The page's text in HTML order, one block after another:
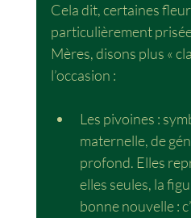
Cela dit, certaines
particulièrement
Mères, disons plus «
l’occasion :
Les pivoines :
maternelle, de
profond. Elles
elles seules, la
bonne nouvelle :